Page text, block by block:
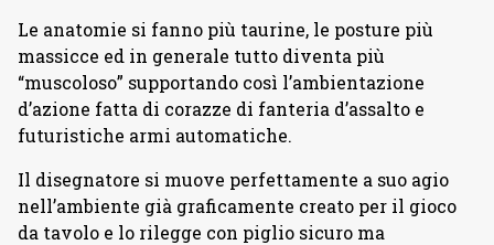
Le anatomie si fanno più taurine, le posture più
massicce ed in generale tutto diventa più
“muscoloso” supportando così l’ambientazione
d’azione fatta di corazze di fanteria d’assalto e
futuristiche armi automatiche.
Il disegnatore si muove perfettamente a suo agio
nell’ambiente già graficamente creato per il gioco
da tavolo e lo rilegge con piglio sicuro ma